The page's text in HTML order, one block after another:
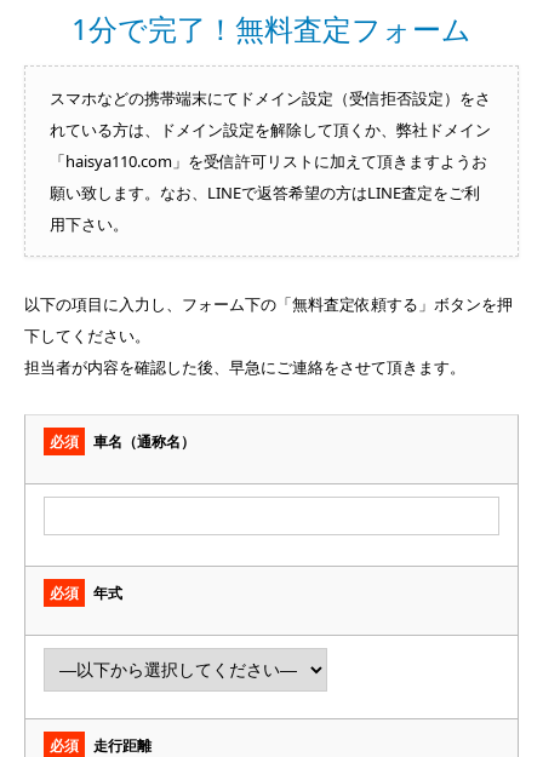
1分で完了！無料査定フォーム
スマホなどの携帯端末にてドメイン設定（受信拒否設定）をさ
れている方は、ドメイン設定を解除して頂くか、弊社ドメイン
「haisya110.com」を受信許可リストに加えて頂きますようお
願い致します。なお、LINEで返答希望の方はLINE査定をご利
用下さい。
以下の項目に入力し、フォーム下の「無料査定依頼する」ボタンを押
下してください。
担当者が内容を確認した後、早急にご連絡をさせて頂きます。
必須 車名（通称名）
必須 年式
必須 走行距離